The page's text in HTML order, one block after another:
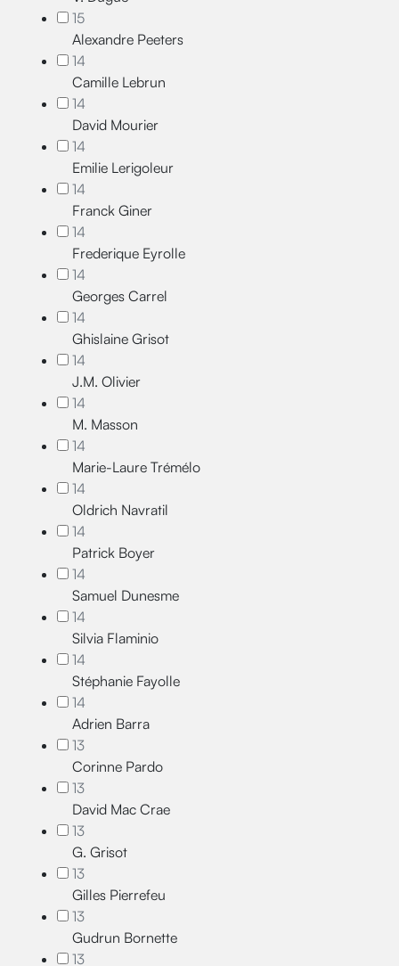
15
Alexandre Peeters
14
Camille Lebrun
14
David Mourier
14
Emilie Lerigoleur
14
Franck Giner
14
Frederique Eyrolle
14
Georges Carrel
14
Ghislaine Grisot
14
J.M. Olivier
14
M. Masson
14
Marie-Laure Trémélo
14
Oldrich Navratil
14
Patrick Boyer
14
Samuel Dunesme
14
Silvia Flaminio
14
Stéphanie Fayolle
14
Adrien Barra
13
Corinne Pardo
13
David Mac Crae
13
G. Grisot
13
Gilles Pierrefeu
13
Gudrun Bornette
13